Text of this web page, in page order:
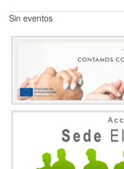
Sin eventos